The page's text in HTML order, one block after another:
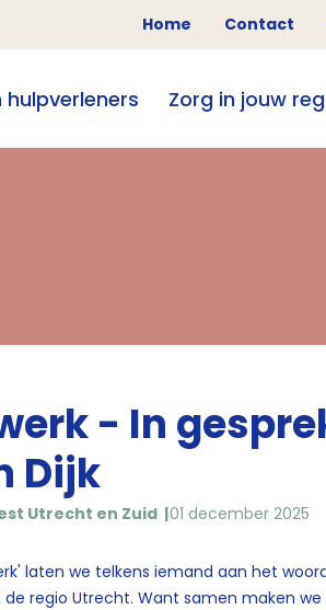
Home Contact
Zorg in jouw
- In
Dijk
Utrecht en Zuid 01 december 2025
laten we telkens iemand aan het
de regio Utrecht. Want samen maken